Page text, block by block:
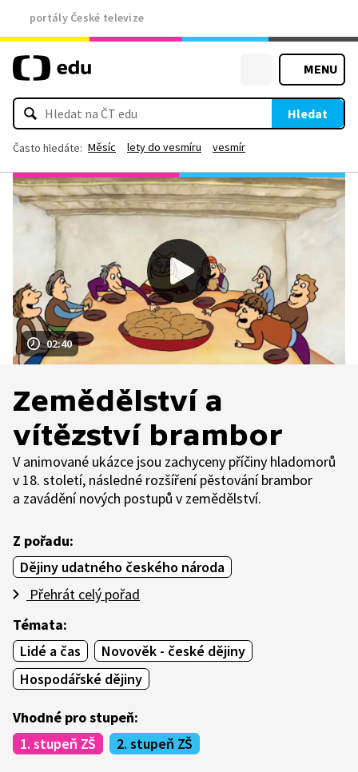
portály České televize
MENU
Hledat
Často hledáte: Měsíc lety do vesmíru vesmír
02:40
Zemědělství a
vítězství brambor
V animované ukázce jsou zachyceny příčiny hladomorů
v 18. století, následné rozšíření pěstování brambor
a zavádění nových postupů v zemědělství.
Z pořadu:
Dějiny udatného českého národa
Přehrát celý pořad
Témata:
Lidé a čas
Novověk - české dějiny
Hospodářské dějiny
Vhodné pro stupeň:
1. stupeň ZŠ
2. stupeň ZŠ